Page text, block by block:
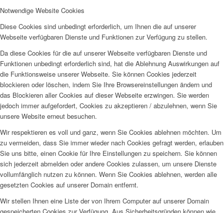
Notwendige Website Cookies
Diese Cookies sind unbedingt erforderlich, um Ihnen die auf unserer
Webseite verfügbaren Dienste und Funktionen zur Verfügung zu stellen.
Da diese Cookies für die auf unserer Webseite verfügbaren Dienste und
Funktionen unbedingt erforderlich sind, hat die Ablehnung Auswirkungen auf
die Funktionsweise unserer Webseite. Sie können Cookies jederzeit
blockieren oder löschen, indem Sie Ihre Browsereinstellungen ändern und
das Blockieren aller Cookies auf dieser Webseite erzwingen. Sie werden
jedoch immer aufgefordert, Cookies zu akzeptieren / abzulehnen, wenn Sie
unsere Website erneut besuchen.
Wir respektieren es voll und ganz, wenn Sie Cookies ablehnen möchten. Um
zu vermeiden, dass Sie immer wieder nach Cookies gefragt werden, erlauben
Sie uns bitte, einen Cookie für Ihre Einstellungen zu speichern. Sie können
sich jederzeit abmelden oder andere Cookies zulassen, um unsere Dienste
vollumfänglich nutzen zu können. Wenn Sie Cookies ablehnen, werden alle
gesetzten Cookies auf unserer Domain entfernt.
Wir stellen Ihnen eine Liste der von Ihrem Computer auf unserer Domain